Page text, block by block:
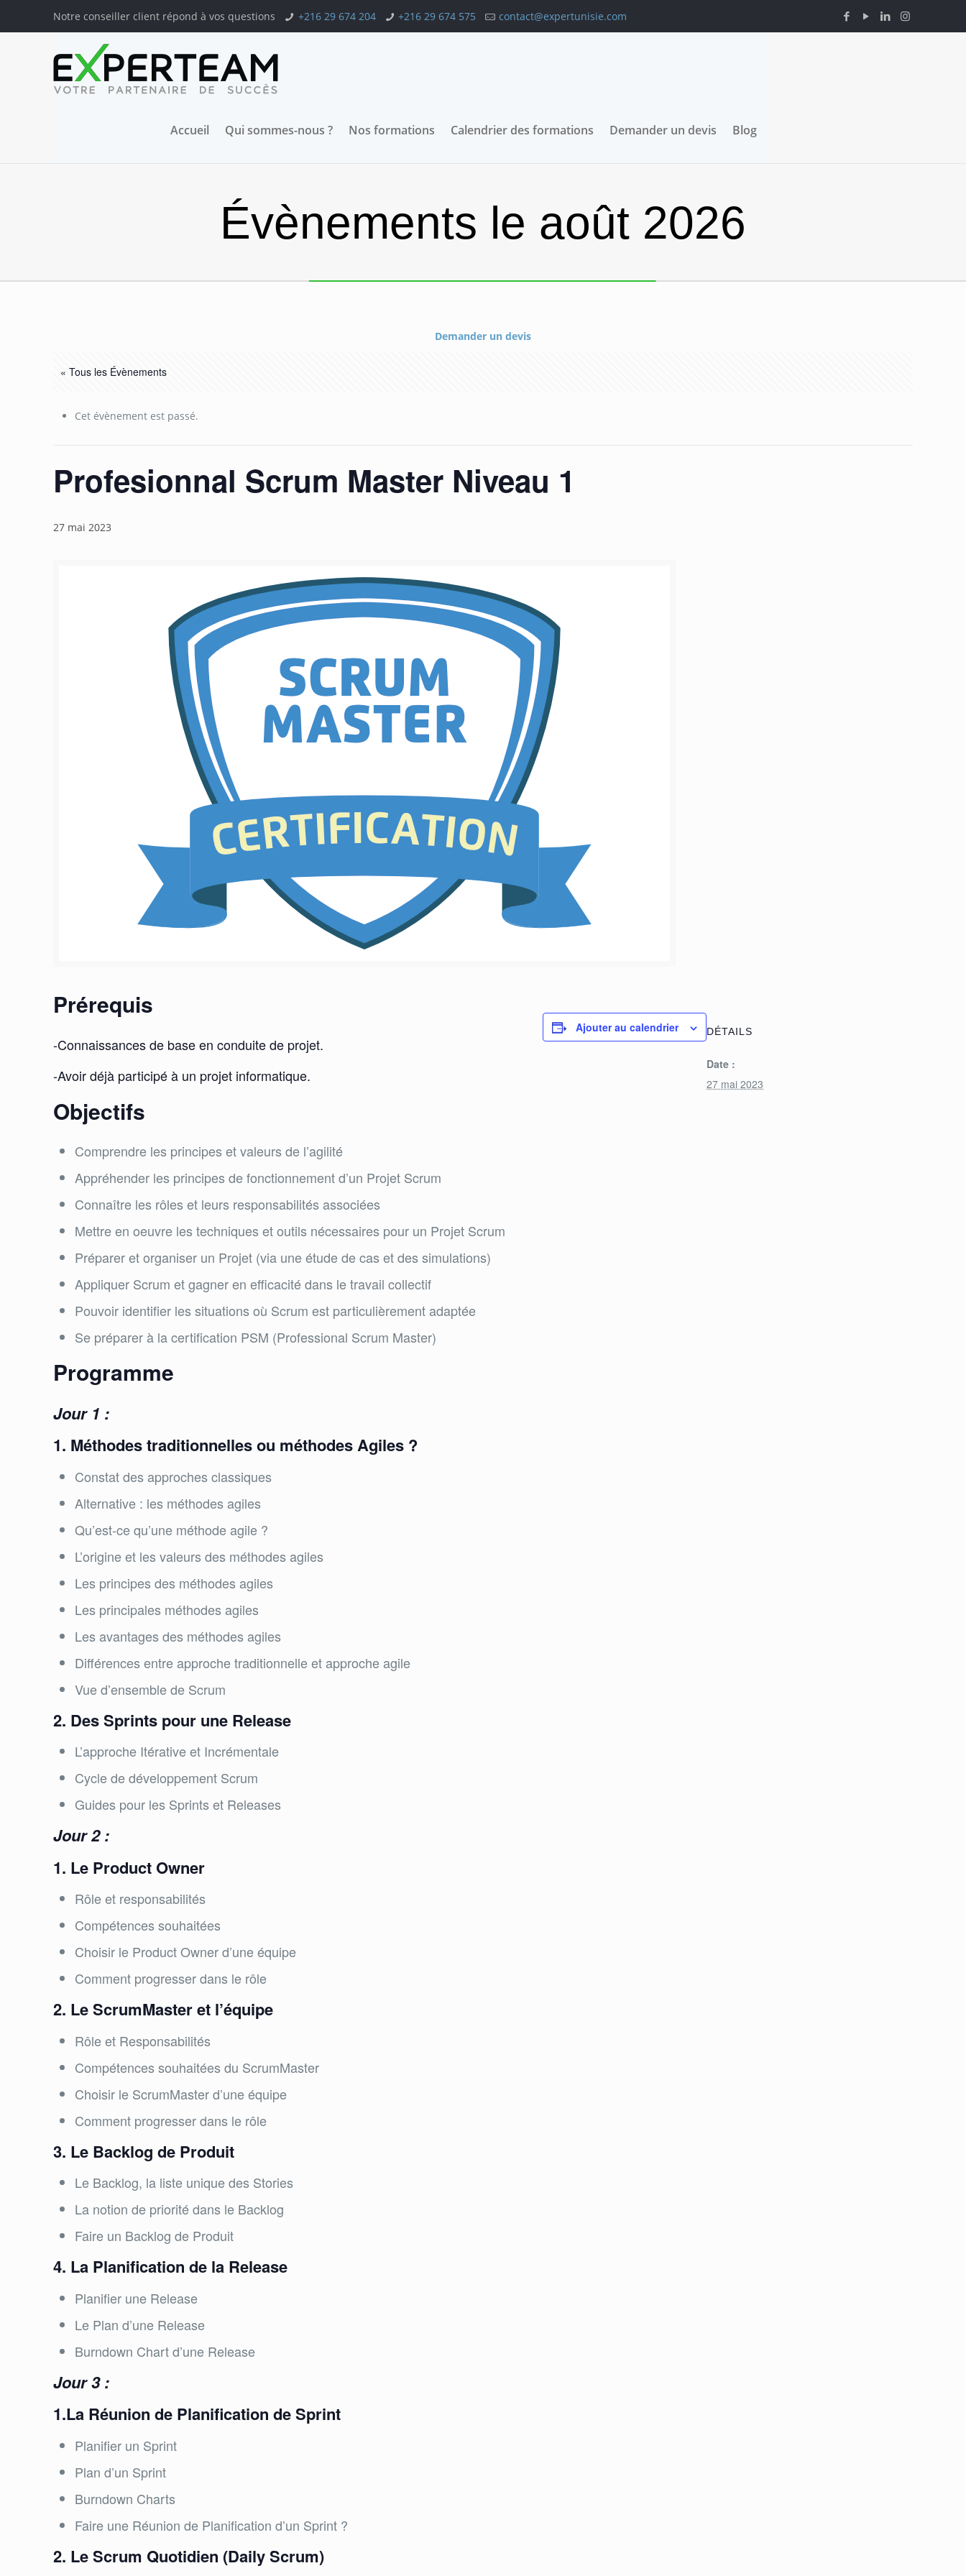
Notre conseiller client répond à vos questions +216 29 674 204 +216 29 674 575 contact@expertunisie.com
Accueil Qui sommes-nous ? Nos formations Calendrier des formations Demander un devis Blog
Évènements le août 2026
Demander un devis
« Tous les Évènements
Cet évènement est passé.
Profesionnal Scrum Master Niveau 1
27 mai 2023
Prérequis
-Connaissances de base en conduite de projet.
-Avoir déjà participé à un projet informatique.
Objectifs
Comprendre les principes et valeurs de l’agilité
Appréhender les principes de fonctionnement d’un Projet Scrum
Connaître les rôles et leurs responsabilités associées
Mettre en oeuvre les techniques et outils nécessaires pour un Projet Scrum
Préparer et organiser un Projet (via une étude de cas et des simulations)
Appliquer Scrum et gagner en efficacité dans le travail collectif
Pouvoir identifier les situations où Scrum est particulièrement adaptée
Se préparer à la certification PSM (Professional Scrum Master)
Programme
Jour 1 :
1. Méthodes traditionnelles ou méthodes Agiles ?
Constat des approches classiques
Alternative : les méthodes agiles
Qu’est-ce qu’une méthode agile ?
L’origine et les valeurs des méthodes agiles
Les principes des méthodes agiles
Les principales méthodes agiles
Les avantages des méthodes agiles
Différences entre approche traditionnelle et approche agile
Vue d’ensemble de Scrum
2. Des Sprints pour une Release
L’approche Itérative et Incrémentale
Cycle de développement Scrum
Guides pour les Sprints et Releases
Jour 2 :
1. Le Product Owner
Rôle et responsabilités
Compétences souhaitées
Choisir le Product Owner d’une équipe
Comment progresser dans le rôle
2. Le ScrumMaster et l’équipe
Rôle et Responsabilités
Compétences souhaitées du ScrumMaster
Choisir le ScrumMaster d’une équipe
Comment progresser dans le rôle
3. Le Backlog de Produit
Le Backlog, la liste unique des Stories
La notion de priorité dans le Backlog
Faire un Backlog de Produit
4. La Planification de la Release
Planifier une Release
Le Plan d’une Release
Burndown Chart d’une Release
Jour 3 :
1.La Réunion de Planification de Sprint
Planifier un Sprint
Plan d’un Sprint
Burndown Charts
Faire une Réunion de Planification d’un Sprint ?
2. Le Scrum Quotidien (Daily Scrum)
Ajouter au calendrier DÉTAILS
Date :
27 mai 2023